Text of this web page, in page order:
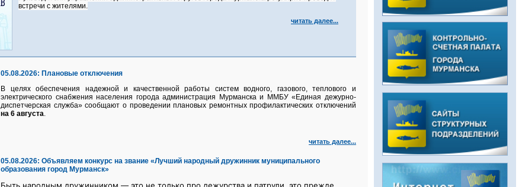
встречи с жителями.
читать далее...
05.08.2026: Плановые отключения
В целях обеспечения надежной и качественной работы систем водного, газового, теплового и
электрического снабжения населения города администрация Мурманска и ММБУ «Единая дежурно-
диспетчерская служба» сообщают о проведении плановых ремонтных профилактических отключений
на 6 августа.
читать далее...
05.08.2026: Объявляем конкурс на звание «Лучший народный дружинник муниципального
образования город Мурманск»